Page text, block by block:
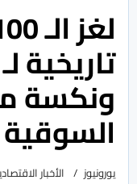
ونكسة
السوقية
يورونيوز الأخبار